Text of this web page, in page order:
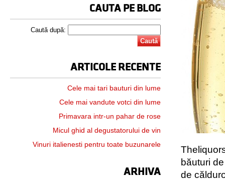
băuturi
de
CAUTA PE BLOG
Caută după:
ARTICOLE RECENTE
Cele mai tari bauturi din lume
Cele mai vandute votci din lume
Primavara intr-un pahar de rose
Micul ghid al degustatorului de vin
Vinuri italienesti pentru toate buzunarele
ARHIVA